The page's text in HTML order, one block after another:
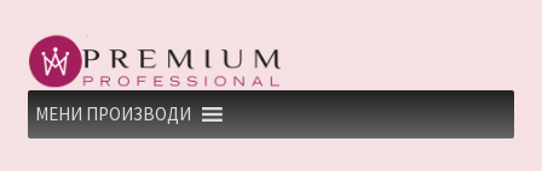
Skip
to
navigation
Skip
to
content
МЕНИ ПРОИЗВОДИ
HOME